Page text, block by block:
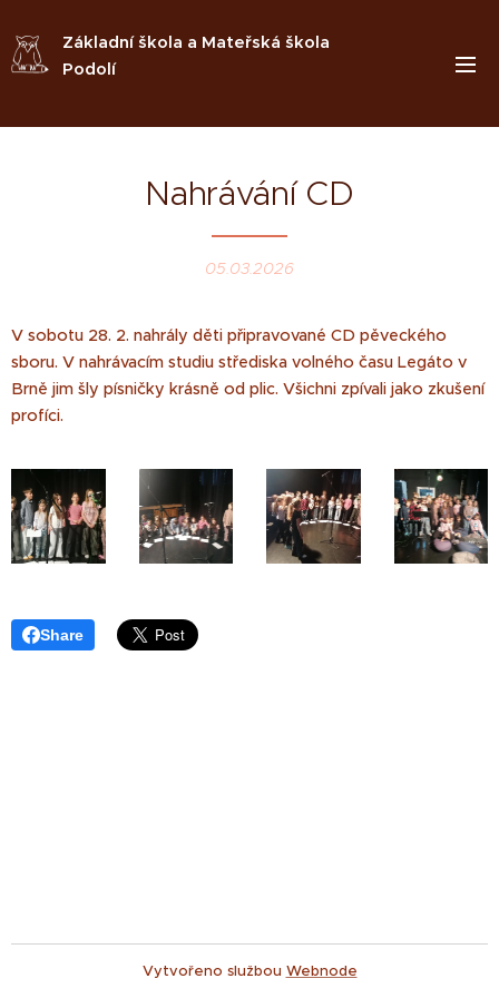
Základní škola a Mateřská škola
Podolí
Nahrávání CD
05.03.2026
V sobotu 28. 2. nahrály děti připravované CD pěveckého
sboru. V nahrávacím studiu střediska volného času Legáto v
Brně jim šly písničky krásně od plic. Všichni zpívali jako zkušení
profíci.
Share
Vytvořeno službou Webnode